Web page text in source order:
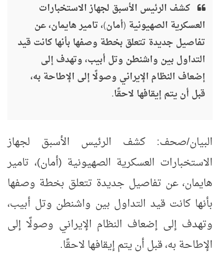
كشف الرئيس الأسبق لجهاز الاستخبارات
العسكرية الصهيونية (أمان)، تامير هايمان، عن
تفاصيل جديدة تتعلق بخطة وصفها بأنها كانت قيد
التداول بين واشنطن وتل أبيب، وتهدف إلى
إضعاف النظام الإيراني وصولًا إلى الإطاحة به،
قبل أن يتم إيقافها لاحقًا.
البيان/صحف: كشف الرئيس الأسبق لجهاز
الاستخبارات العسكرية الصهيونية (أمان)، تامير
هايمان، عن تفاصيل جديدة تتعلق بخطة وصفها
بأنها كانت قيد التداول بين واشنطن وتل أبيب،
وتهدف إلى إضعاف النظام الإيراني وصولًا إلى
الإطاحة به، قبل أن يتم إيقافها لاحقًا.